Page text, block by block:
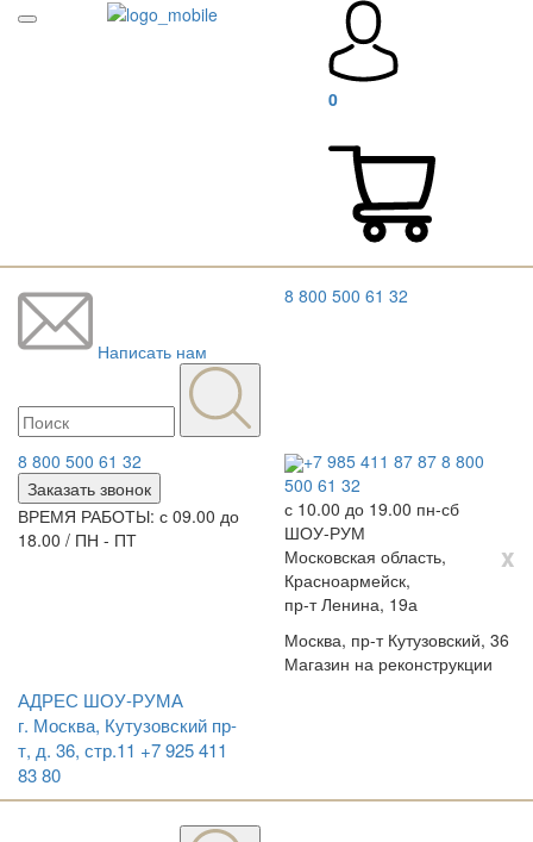
0
Написать нам
8 800 500 61 32
8 800 500 61 32
Заказать звонок
ВРЕМЯ РАБОТЫ: с 09.00 до
18.00 / ПН - ПТ
+7 985 411 87 87 8 800
500 61 32
с 10.00 до 19.00 пн-сб
ШОУ-РУМ
x
Московская область,
Красноармейск,
пр-т Ленина, 19а
Москва, пр-т Кутузовский, 36
Магазин на реконструкции
АДРЕС ШОУ-РУМА
г. Москва, Кутузовский пр-
т, д. 36, стр.11 +7 925 411
83 80